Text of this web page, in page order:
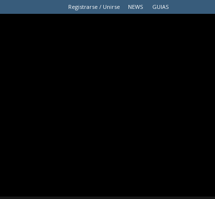
Registrarse / Unirse NEWS GUIAS